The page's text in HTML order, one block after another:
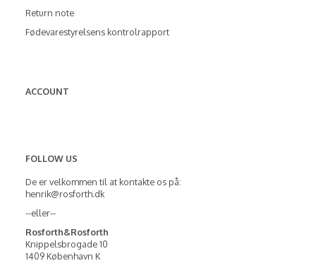
Return note
Fødevarestyrelsens kontrolrapport
ACCOUNT
FOLLOW US
De er velkommen til at kontakte os på:
henrik@rosforth.dk
--eller--
Rosforth&Rosforth
Knippelsbrogade 10
1409 København K